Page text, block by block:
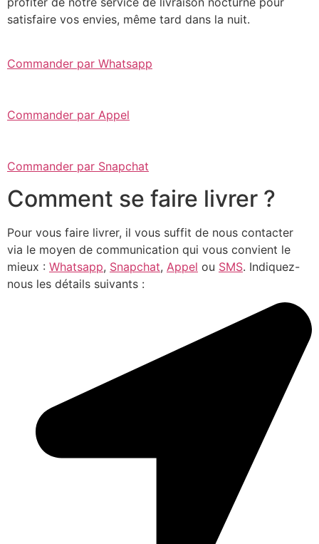
satisfaire vos envies, même tard dans la nuit.
Commander par Whatsapp
Commander par Appel
Commander par Snapchat
Comment se faire livrer ?
Pour vous faire livrer, il vous suffit de nous contacter
via le moyen de communication qui vous convient le
mieux : Whatsapp, Snapchat, Appel ou SMS. Indiquez-
nous les détails suivants :